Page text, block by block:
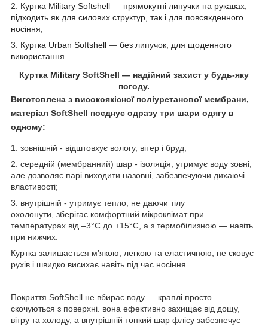
2. Куртка Military Softshell — прямокутні липучки на рукавах,
підходить як для силових структур, так і для повсякденного
носіння;
3. Куртка Urban Softshell — без липучок, для щоденного
використання.
Куртка Military SoftShell — надійний захист у будь-яку
погоду.
Виготовлена з високоякісної поліуретанової мембрани,
матеріал SoftShell поєднує одразу три шари одягу в
одному:
1. зовнішній - відштовхує вологу, вітер і бруд;
2. середній (мембранний) шар - ізоляція, утримує воду зовні,
але дозволяє парі виходити назовні, забезпечуючи дихаючі
властивості;
3. внутрішній - утримує тепло, не даючи тілу
охолонути, зберігає комфортний мікроклімат при
температурах від –3°C до +15°C, а з термобілизною — навіть
при нижчих.
Куртка залишається м’якою, легкою та еластичною, не сковує
рухів і швидко висихає навіть під час носіння.
Покриття SoftShell не вбирає воду — краплі просто
скочуються з поверхні. вона ефективно захищає від дощу,
вітру та холоду, а внутрішній тонкий шар флісу забезпечує